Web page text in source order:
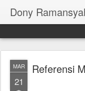
Dony
MAR
21
Referensi